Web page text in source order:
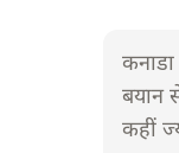
बयान
कहीं